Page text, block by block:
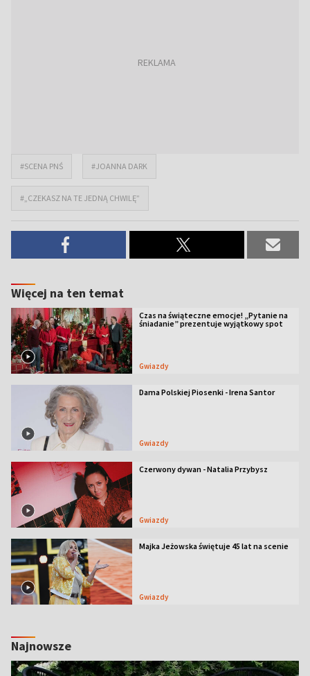
#SCENA PNŚ #JOANNA DARK
#„CZEKASZ NA TE JEDNĄ CHWILĘ”
Więcej na ten temat
Czas na świąteczne emocje! „Pytanie na
śniadanie” prezentuje wyjątkowy spot
Gwiazdy
Dama Polskiej Piosenki - Irena Santor
Gwiazdy
Czerwony dywan - Natalia Przybysz
Gwiazdy
Majka Jeżowska świętuje 45 lat na scenie
Gwiazdy
Najnowsze